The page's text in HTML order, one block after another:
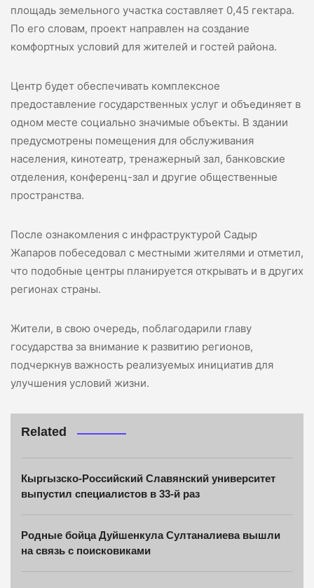
площадь земельного участка составляет 0,45 гектара.
По его словам, проект направлен на создание
комфортных условий для жителей и гостей района.
Центр будет обеспечивать комплексное
предоставление государственных услуг и объединяет в
одном месте социально значимые объекты. В здании
предусмотрены помещения для обслуживания
населения, кинотеатр, тренажерный зал, банковские
отделения, конференц-зал и другие общественные
пространства.
После ознакомления с инфраструктурой Садыр
Жапаров побеседовал с местными жителями и отметил,
что подобные центры планируется открывать и в других
регионах страны.
Жители, в свою очередь, поблагодарили главу
государства за внимание к развитию регионов,
подчеркнув важность реализуемых инициатив для
улучшения условий жизни.
Related
Кыргызско-Российский Славянский университет
выпустил специалистов в 33-й раз
Родные бойца Дуйшенкула Султаналиева вышли
на связь с поисковиками